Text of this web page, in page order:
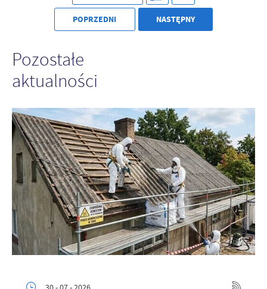
POPRZEDNI NASTĘPNY
Pozostałe
aktualności